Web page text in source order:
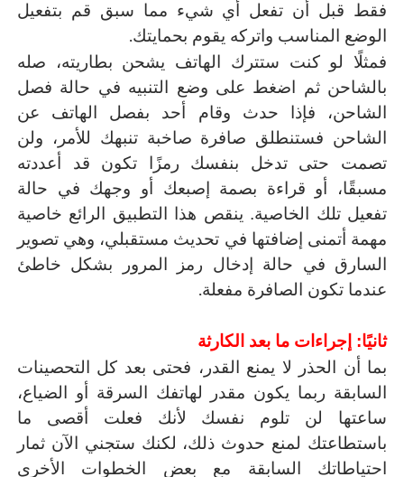
فقط قبل أن تفعل أي شيء مما سبق قم بتفعيل
الوضع المناسب واتركه يقوم بحمايتك.
فمثلًا لو كنت ستترك الهاتف يشحن بطاريته، صله
بالشاحن ثم اضغط على وضع التنبيه في حالة فصل
الشاحن، فإذا حدث وقام أحد بفصل الهاتف عن
الشاحن فستنطلق صافرة صاخبة تنبهك للأمر، ولن
تصمت حتى تدخل بنفسك رمزًا تكون قد أعددته
مسبقًا، أو قراءة بصمة إصبعك أو وجهك في حالة
تفعيل تلك الخاصية. ينقص هذا التطبيق الرائع خاصية
مهمة أتمنى إضافتها في تحديث مستقبلي، وهي تصوير
السارق في حالة إدخال رمز المرور بشكل خاطئ
عندما تكون الصافرة مفعلة.
ثانيًا: إجراءات ما بعد الكارثة
بما أن الحذر لا يمنع القدر، فحتى بعد كل التحصينات
السابقة ربما يكون مقدر لهاتفك السرقة أو الضياع،
ساعتها لن تلوم نفسك لأنك فعلت أقصى ما
باستطاعتك لمنع حدوث ذلك، لكنك ستجني الآن ثمار
احتياطاتك السابقة مع بعض الخطوات الأخرى